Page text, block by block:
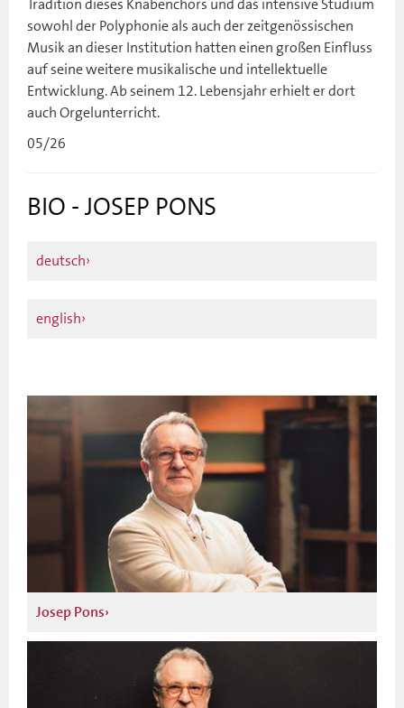
Tradition dieses Knabenchors und das intensive Studium
sowohl der Polyphonie als auch der zeitgenössischen
Musik an dieser Institution hatten einen großen Einfluss
auf seine weitere musikalische und intellektuelle
Entwicklung. Ab seinem 12. Lebensjahr erhielt er dort
auch Orgelunterricht.
05/26
BIO - JOSEP PONS
deutsch
english
Josep Pons